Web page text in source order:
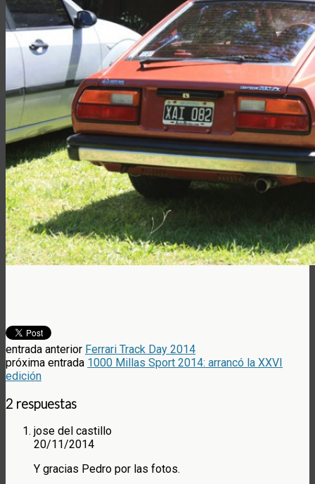
entrada anterior Ferrari Track Day 2014
próxima entrada 1000 Millas Sport 2014: arrancó la XXVI
edición
2 respuestas
jose del castillo
20/11/2014
Y gracias Pedro por las fotos.